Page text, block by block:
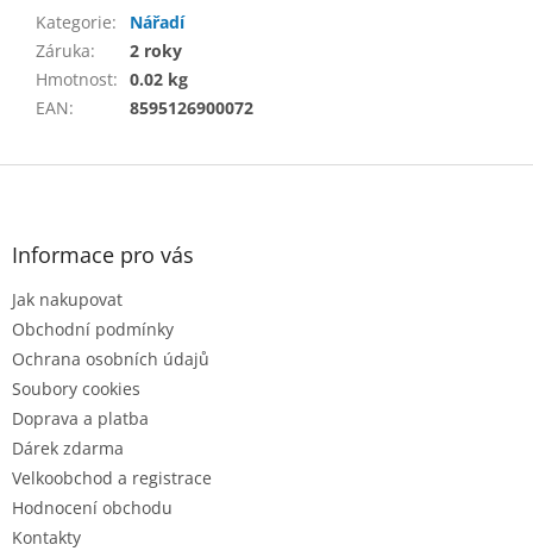
Kategorie:
Nářadí
Záruka:
2 roky
Hmotnost: 0.02 kg
EAN: 8595126900072
Z
Informace pro vás
Jak nakupovat
Obchodní podmínky
Ochrana osobních údajů
Soubory cookies
Doprava a platba
Dárek zdarma
Velkoobchod a registrace
Hodnocení obchodu
Kontakty